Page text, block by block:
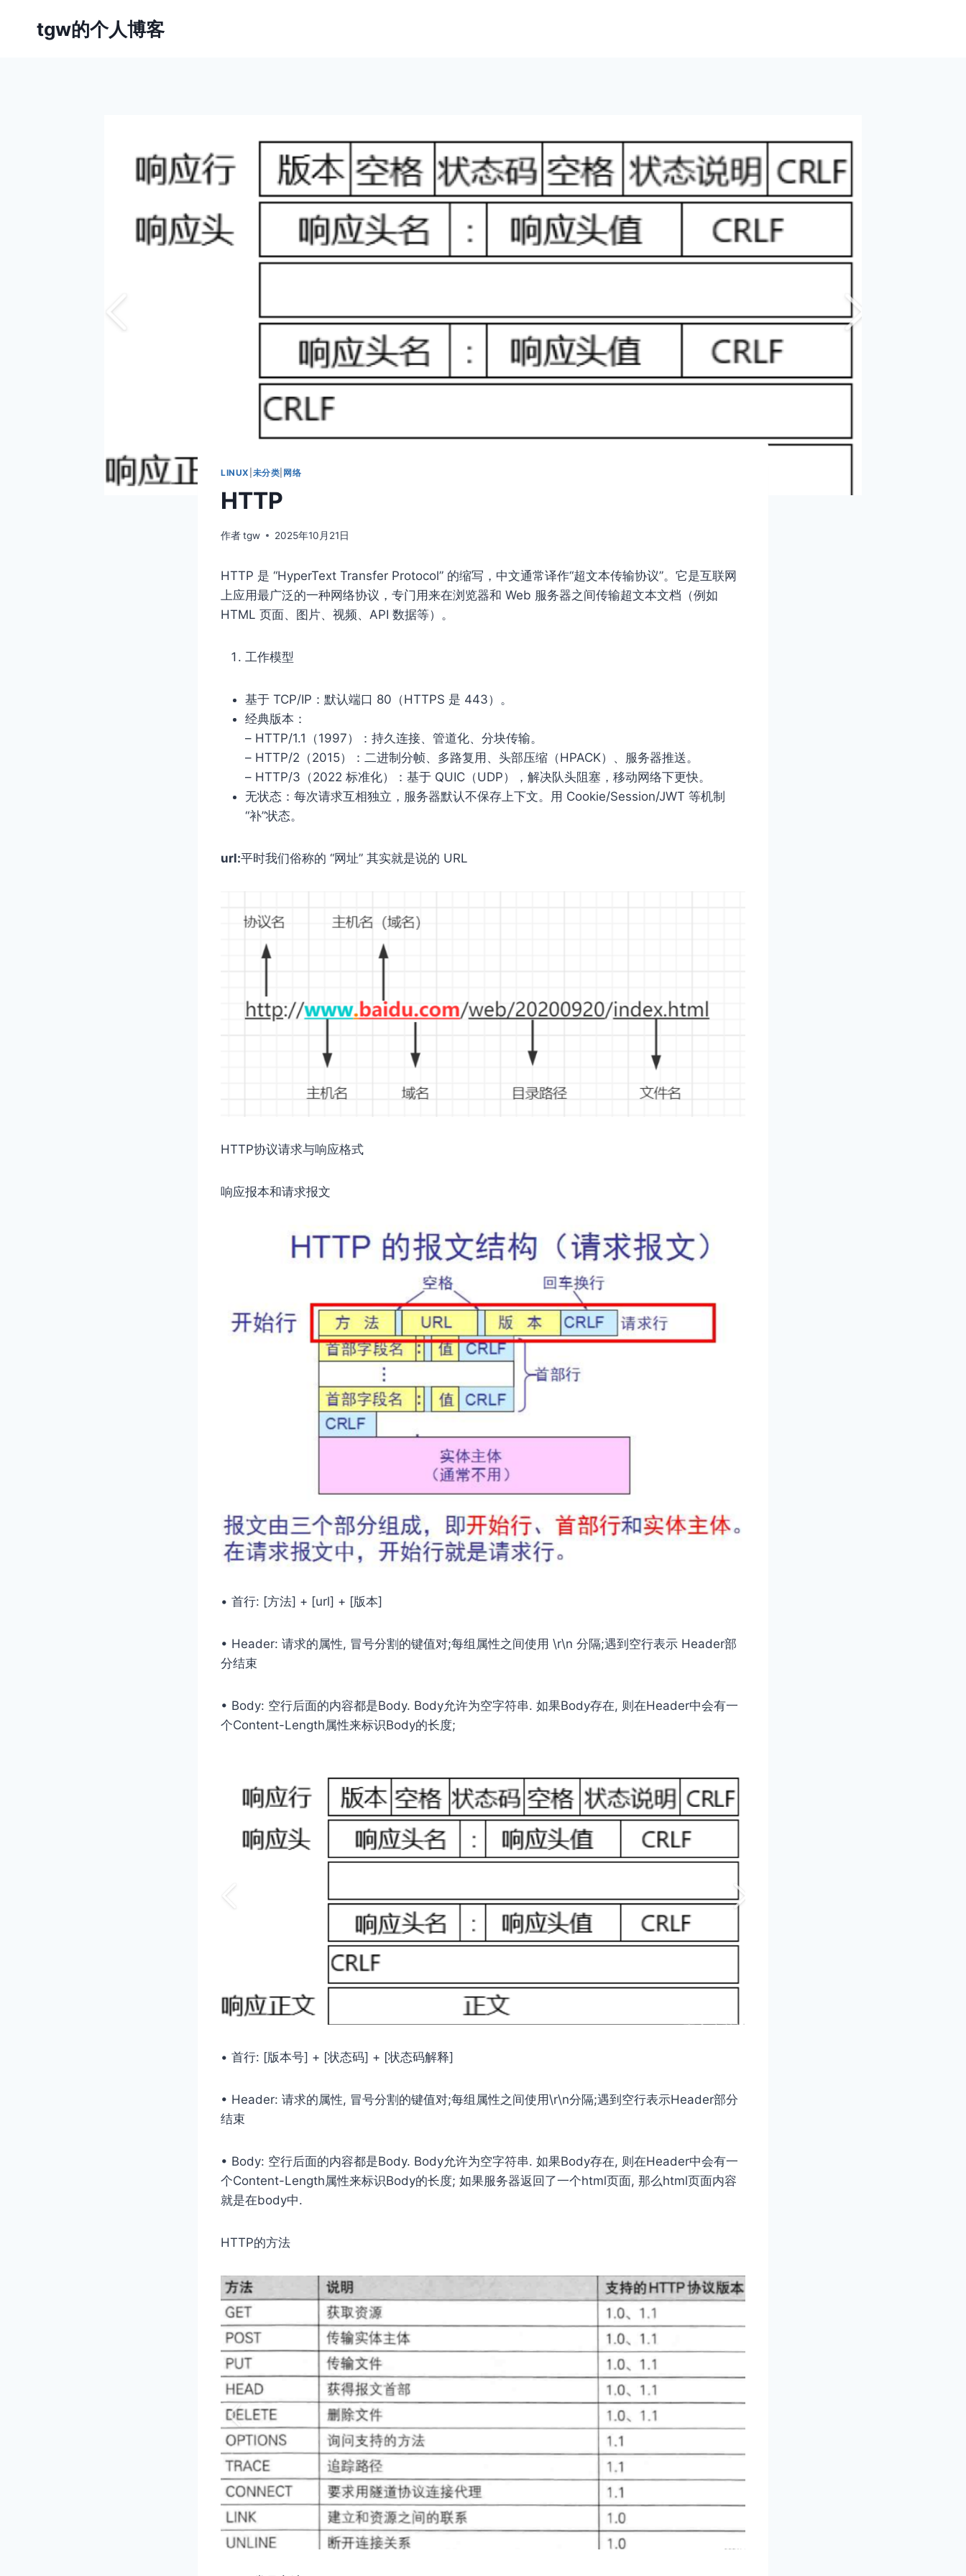
tgw的个人博客
LINUX 未分类 网络
HTTP
作者tgw 2025年10月21日
HTTP 是 “HyperText Transfer Protocol” 的缩写，中文通常译作“超文本传输协议”。它是互联网
上应用最广泛的一种网络协议，专门用来在浏览器和 Web 服务器之间传输超文本文档（例如
HTML 页面、图片、视频、API 数据等）。
工作模型
基于 TCP/IP：默认端口 80（HTTPS 是 443）。
经典版本：
– HTTP/1.1（1997）：持久连接、管道化、分块传输。
– HTTP/2（2015）：二进制分帧、多路复用、头部压缩（HPACK）、服务器推送。
– HTTP/3（2022 标准化）：基于 QUIC（UDP），解决队头阻塞，移动网络下更快。
无状态：每次请求互相独立，服务器默认不保存上下文。用 Cookie/Session/JWT 等机制
“补”状态。
url:平时我们俗称的 “⽹址” 其实就是说的 URL
HTTP协议请求与响应格式
响应报本和请求报文
• ⾸⾏: [⽅法] + [url] + [版本]
• Header: 请求的属性, 冒号分割的键值对;每组属性之间使⽤ \r\n 分隔;遇到空⾏表⽰ Header部
分结束
• Body: 空⾏后⾯的内容都是Body. Body允许为空字符串. 如果Body存在, 则在Header中会有⼀
个Content-Length属性来标识Body的⻓度;
• ⾸⾏: [版本号] + [状态码] + [状态码解释]
• Header: 请求的属性, 冒号分割的键值对;每组属性之间使⽤\r\n分隔;遇到空⾏表⽰Header部分
结束
• Body: 空⾏后⾯的内容都是Body. Body允许为空字符串. 如果Body存在, 则在Header中会有⼀
个Content-Length属性来标识Body的⻓度; 如果服务器返回了⼀个html⻚⾯, 那么html⻚⾯内容
就是在body中.
HTTP的⽅法